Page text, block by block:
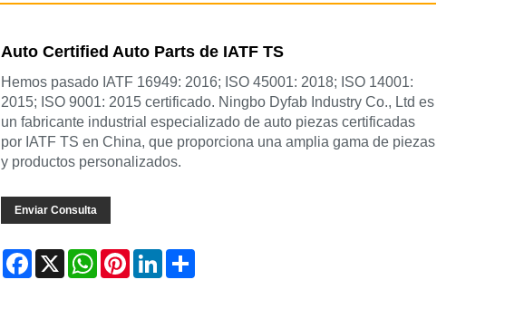
Auto Certified Auto Parts de IATF TS
Hemos pasado IATF 16949: 2016; ISO 45001: 2018; ISO 14001:
2015; ISO 9001: 2015 certificado. Ningbo Dyfab Industry Co., Ltd es
un fabricante industrial especializado de auto piezas certificadas
por IATF TS en China, que proporciona una amplia gama de piezas
y productos personalizados.
Enviar Consulta
Facebook
X WhatsAppPinterestLinkedInShare